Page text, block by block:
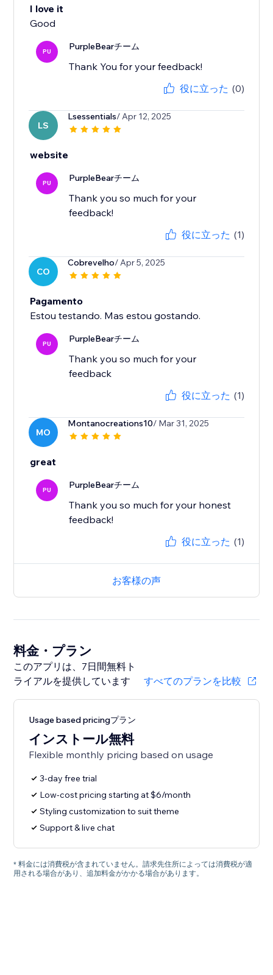
I love it
Good
PU PurpleBearチーム
Thank You for your feedback!
役に立った (0)
LS
Lsessentials/ Apr 12, 2025
website
PU PurpleBearチーム
Thank you so much for your
feedback!
役に立った (1)
CO
Cobrevelho/ Apr 5, 2025
Pagamento
Estou testando. Mas estou gostando.
PU PurpleBearチーム
Thank you so much for your
feedback
役に立った (1)
MO
Montanocreations10/ Mar 31, 2025
great
PU PurpleBearチーム
Thank you so much for your honest
feedback!
役に立った (1)
お客様の声
料金・プラン
このアプリは、7日間無料ト
ライアルを提供しています
すべてのプランを比較
Usage based pricingプラン
インストール無料
Flexible monthly pricing based on usage
3-day free trial
Low-cost pricing starting at $6/month
Styling customization to suit theme
Support & live chat
* 料金には消費税が含まれていません。請求先住所によっては消費税が適
用される場合があり、追加料金がかかる場合があります。